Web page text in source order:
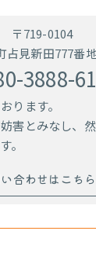
〒719-0104
占見新田777番
3888-
ります。
害とみなし、
。
合わせはこちら